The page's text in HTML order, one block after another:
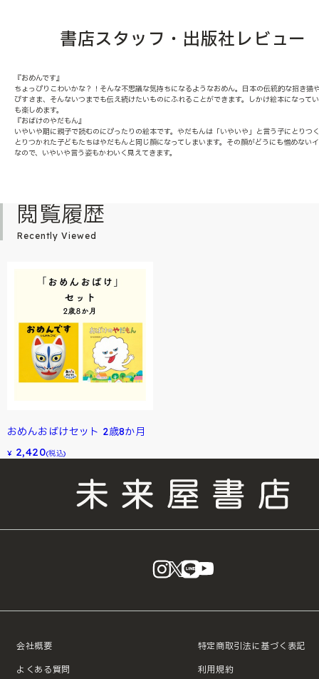
書店スタッフ・出版社レビュー
『おめんです』
ちょっぴりこわいかな？！そんな不思議な気持ちになるようなおめん。日本の伝統的な招き猫
びすさま、そんないつまでも伝え続けたいものにふれることができます。しかけ絵本になって
も楽しめます。
『おばけのやだもん』
いやいや期に親子で読むのにぴったりの絵本です。やだもんは「いやいや」と言う子にとりつ
とりつかれた子どもたちはやだもんと同じ顔になってしまいます。その顔がどうにも憎めない
なので、いやいや言う姿もかわいく見えてきます。
閲覧履歴
Recently Viewed
おめんおばけセット 2歳8か月
¥ 2,420(税込)
instagram
X LINE
会社概要
よくある質問
特定商取引法に基づく表記
利用規約